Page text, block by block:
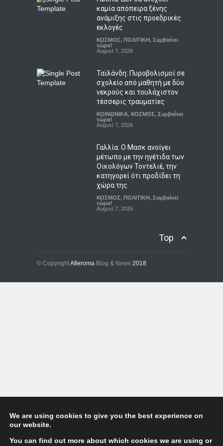
καμία απόπειρα ξένης
ανάμιξης στις προεδρικές
εκλογές
ΚΟΣΜΟΣ, ΠΟΛΙΤΙΚΗ, Συμβαίνει
τώρα!
August 7, 2026
Ταϊλάνδη: Πυροβολισμοί σε
σχολείο από μαθητή με δύο
νεκρούς και τουλάχιστον
τέσσερις τραυματίες
ΚΟΙΝΩΝΙΚΑ, ΚΟΣΜΟΣ, Συμβαίνει
τώρα!
August 7, 2026
Γαλλία: Ο Μασκ ανοίγει
μέτωπο με την ηγέτιδα των
Οικολόγων Τοντελιέ, την
κατηγορεί ότι προδίδει τη
χώρα της
ΚΟΣΜΟΣ, ΠΟΛΙΤΙΚΗ, Συμβαίνει
τώρα!
August 7, 2026
Top
Blog & News2018
We are using cookies to give you the best experience on
our website.
You can find out more about which cookies we are using or